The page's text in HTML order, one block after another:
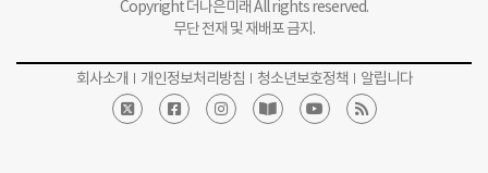
Copyright 더나은미래 All rights reserved.
무단 전재 및 재배포 금지.
회사소개 개인정보처리방침 청소년보호정책 알립니다